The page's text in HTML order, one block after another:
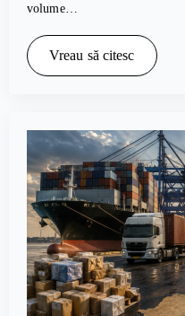
volume…
Vreau să citesc